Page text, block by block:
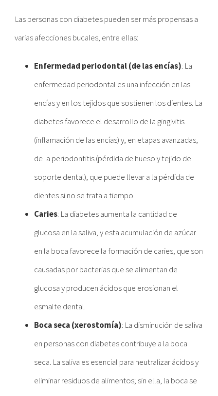
Las personas con diabetes pueden ser más propensas a
varias afecciones bucales, entre ellas:
Enfermedad periodontal (de las encías): La
enfermedad periodontal es una infección en las
encías y en los tejidos que sostienen los dientes. La
diabetes favorece el desarrollo de la gingivitis
(inflamación de las encías) y, en etapas avanzadas,
de la periodontitis (pérdida de hueso y tejido de
soporte dental), que puede llevar a la pérdida de
dientes si no se trata a tiempo.
Caries: La diabetes aumenta la cantidad de
glucosa en la saliva, y esta acumulación de azúcar
en la boca favorece la formación de caries, que son
causadas por bacterias que se alimentan de
glucosa y producen ácidos que erosionan el
esmalte dental.
Boca seca (xerostomía): La disminución de saliva
en personas con diabetes contribuye a la boca
seca. La saliva es esencial para neutralizar ácidos y
eliminar residuos de alimentos; sin ella, la boca se